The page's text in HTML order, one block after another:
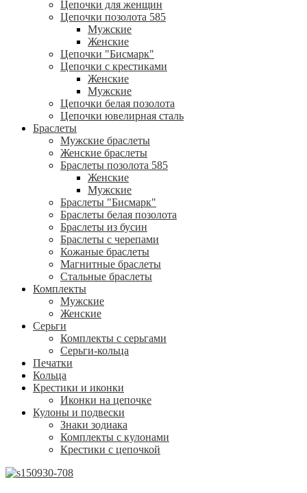
Цепочки для женщин
Цепочки позолота 585
Мужские
Женские
Цепочки "Бисмарк"
Цепочки с крестиками
Женские
Мужские
Цепочки белая позолота
Цепочки ювелирная сталь
Браслеты
Мужские браслеты
Женские браслеты
Браслеты позолота 585
Женские
Мужские
Браслеты "Бисмарк"
Браслеты белая позолота
Браслеты из бусин
Браслеты с черепами
Кожаные браслеты
Магнитные браслеты
Стальные браслеты
Комплекты
Мужские
Женские
Серьги
Комплекты с серьгами
Серьги-кольца
Печатки
Кольца
Крестики и иконки
Иконки на цепочке
Кулоны и подвески
Знаки зодиака
Комплекты с кулонами
Крестики с цепочкой